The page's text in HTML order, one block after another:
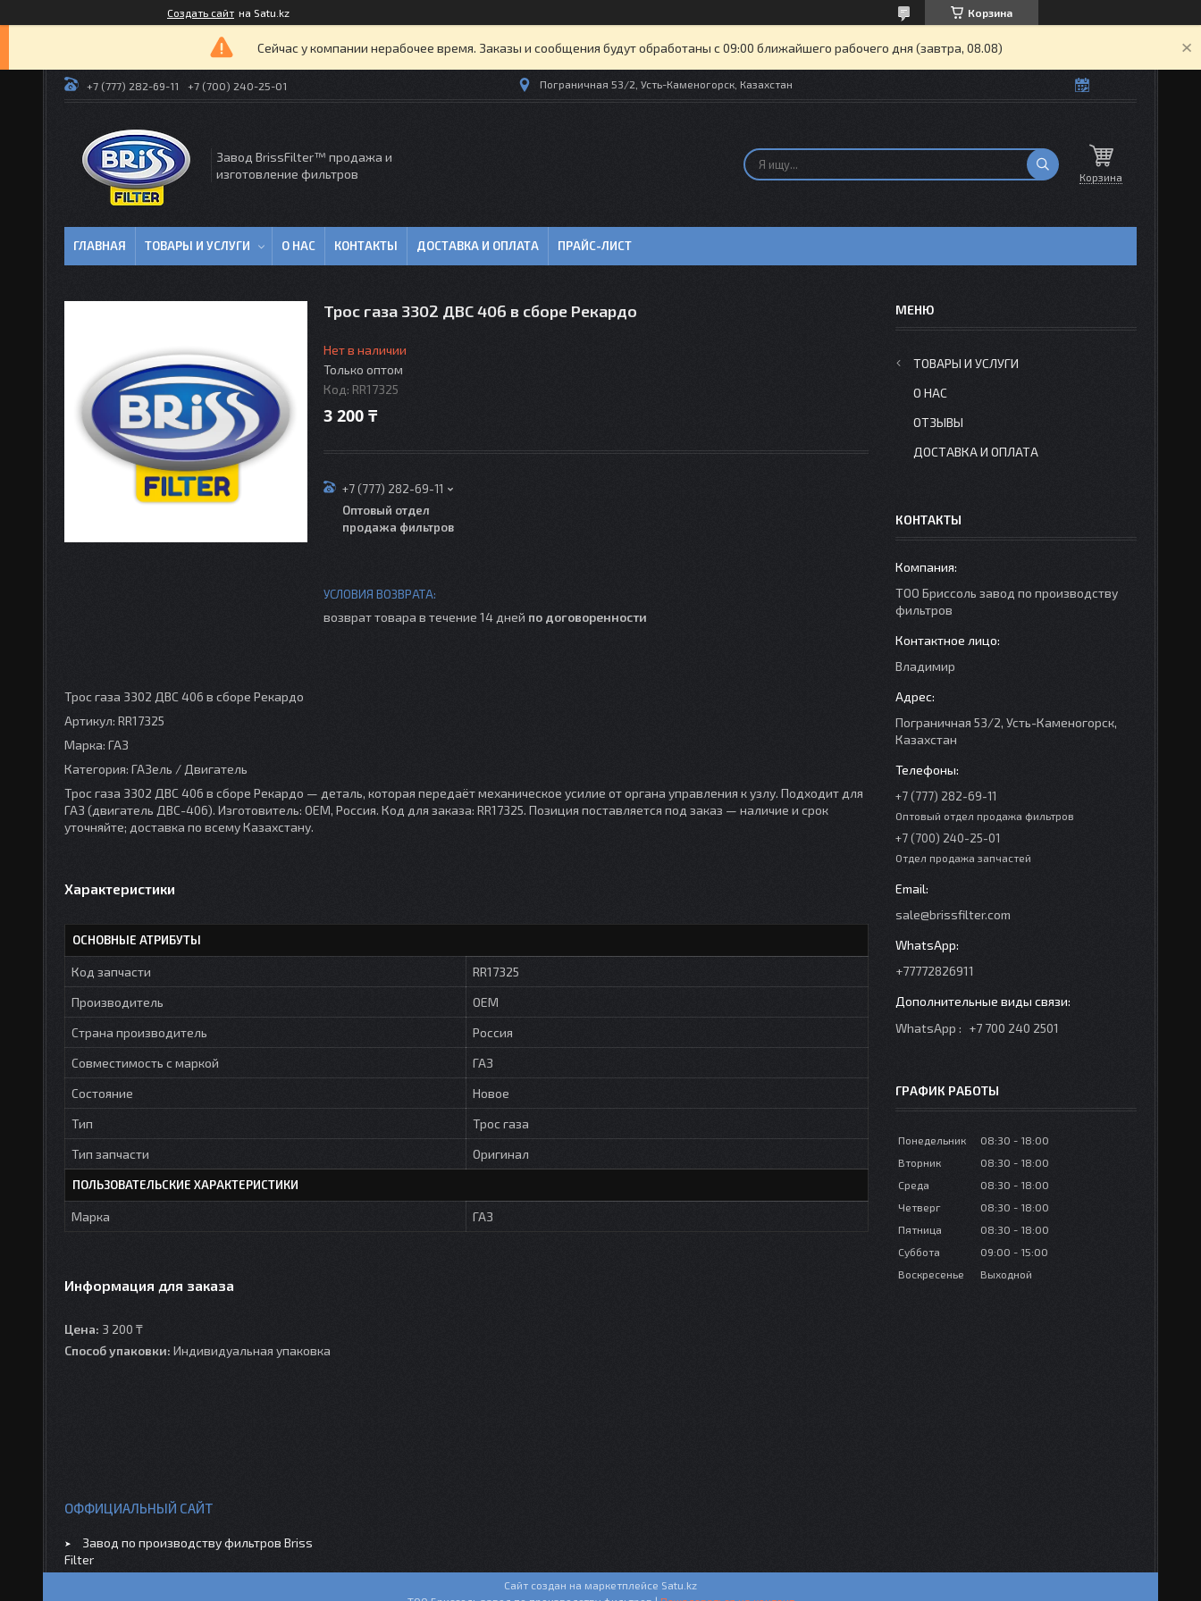
Создать сайт на Satu.kz Корзина
Сейчас у компании нерабочее время. Заказы и сообщения будут обработаны с 09:00 ближайшего рабочего дня (завтра, 08.08)
+7 (777) 282-69-11 +7 (700) 240-25-01 Пограничная 53/2, Усть-Каменогорск, Казахстан
Завод BrissFilter™ продажа и
изготовление фильтров
Корзина
ГЛАВНАЯ ТОВАРЫ И УСЛУГИ О НАС КОНТАКТЫ ДОСТАВКА И ОПЛАТА ПРАЙС-ЛИСТ
Трос газа 3302 ДВС 406 в сборе Рекардо
Нет в наличии
Только оптом
Код: RR17325
3 200 ₸
+7 (777) 282-69-11
Оптовый отдел
продажа фильтров
возврат товара в течение 14 дней по договоренности
Трос газа 3302 ДВС 406 в сборе Рекардо
Артикул: RR17325
Марка: ГАЗ
Категория: ГАЗель / Двигатель
Трос газа 3302 ДВС 406 в сборе Рекардо — деталь, которая передаёт механическое усилие от органа управления к узлу. Подходит для
ГАЗ (двигатель ДВС-406). Изготовитель: OEM, Россия. Код для заказа: RR17325. Позиция поставляется под заказ — наличие и срок
уточняйте; доставка по всему Казахстану.
Характеристики
ОСНОВНЫЕ АТРИБУТЫ
Код запчасти
RR17325
Производитель
OEM
Страна производитель
Россия
Совместимость с маркой
ГАЗ
Состояние
Новое
Тип
Трос газа
Тип запчасти
Оригинал
ПОЛЬЗОВАТЕЛЬСКИЕ ХАРАКТЕРИСТИКИ
Марка ГАЗ
Информация для заказа
Цена: 3 200 ₸
Способ упаковки: Индивидуальная упаковка
ТОВАРЫ И УСЛУГИ
О НАС
ОТЗЫВЫ
ДОСТАВКА И ОПЛАТА
КОНТАКТЫ
ТОО Бриссоль завод по производству
фильтров
Владимир
Пограничная 53/2, Усть-Каменогорск,
Казахстан
+7 (777) 282-69-11
Оптовый отдел продажа фильтров
+7 (700) 240-25-01
Отдел продажа запчастей
sale@brissfilter.com
+77772826911
WhatsApp +7 700 240 2501
ГРАФИК РАБОТЫ
Понедельник 08:30
18:00
Вторник
08:30
18:00
Среда
08:30
18:00
Четверг
08:30
18:00
Пятница
08:30
18:00
Суббота
09:00
15:00
Воскресенье
Выходной
ОФФИЦИАЛЬНЫЙ САЙТ
Завод по производству фильтров Briss
Filter
Сайт создан на маркетплейсе Satu.kz